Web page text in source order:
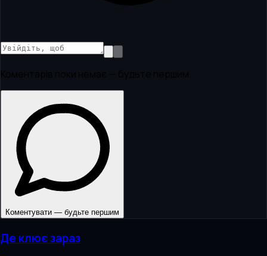
Коментувати — будьте першим
Де клює зараз